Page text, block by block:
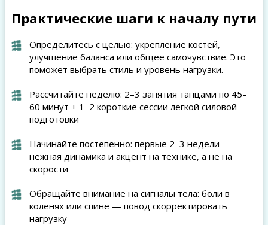
Практические шаги к началу пути
Определитесь с целью: укрепление костей,
улучшение баланса или общее самочувствие. Это
поможет выбрать стиль и уровень нагрузки.
Рассчитайте неделю: 2–3 занятия танцами по 45–
60 минут + 1–2 короткие сессии легкой силовой
подготовки
Начинайте постепенно: первые 2–3 недели —
нежная динамика и акцент на технике, а не на
скорости
Обращайте внимание на сигналы тела: боли в
коленях или спине — повод скорректировать
нагрузку